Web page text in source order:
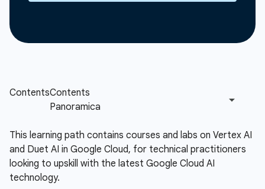
This learning path contains courses and labs on Vertex AI
and Duet AI in Google Cloud, for technical practitioners
looking to upskill with the latest Google Cloud AI
technology.